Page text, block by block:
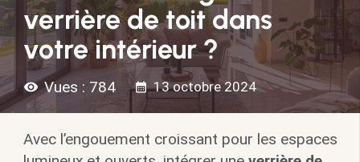
verrière de toit dans
votre intérieur ?
visibility Vues : 784 calendar_month 13 octobre 2024
Avec l’engouement croissant pour les espaces